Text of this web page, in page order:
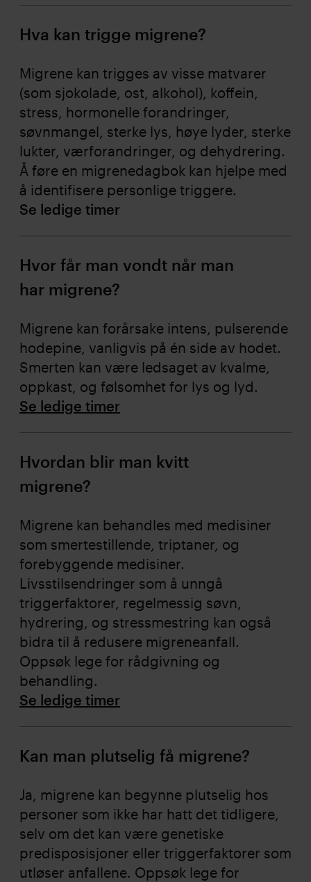
Hva kan trigge migrene?
Migrene kan trigges av visse matvarer
(som sjokolade, ost, alkohol), koffein,
stress, hormonelle forandringer,
søvnmangel, sterke lys, høye lyder, sterke
lukter, værforandringer, og dehydrering.
Å føre en migrenedagbok kan hjelpe med
å identifisere personlige triggere.
Se ledige timer
Hvor får man vondt når man
har migrene?
Migrene kan forårsake intens, pulserende
hodepine, vanligvis på én side av hodet.
Smerten kan være ledsaget av kvalme,
oppkast, og følsomhet for lys og lyd.
Se ledige timer
Hvordan blir man kvitt
migrene?
Migrene kan behandles med medisiner
som smertestillende, triptaner, og
forebyggende medisiner.
Livsstilsendringer som å unngå
triggerfaktorer, regelmessig søvn,
hydrering, og stressmestring kan også
bidra til å redusere migreneanfall.
Oppsøk lege for rådgivning og
behandling.
Se ledige timer
Kan man plutselig få migrene?
Ja, migrene kan begynne plutselig hos
personer som ikke har hatt det tidligere,
selv om det kan være genetiske
predisposisjoner eller triggerfaktorer som
utløser anfallene. Oppsøk lege for